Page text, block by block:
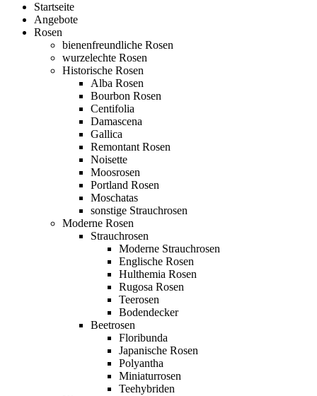
Startseite
Angebote
Rosen
bienenfreundliche Rosen
wurzelechte Rosen
Historische Rosen
Alba Rosen
Bourbon Rosen
Centifolia
Damascena
Gallica
Remontant Rosen
Noisette
Moosrosen
Portland Rosen
Moschatas
sonstige Strauchrosen
Moderne Rosen
Strauchrosen
Moderne Strauchrosen
Englische Rosen
Hulthemia Rosen
Rugosa Rosen
Teerosen
Bodendecker
Beetrosen
Floribunda
Japanische Rosen
Polyantha
Miniaturrosen
Teehybriden